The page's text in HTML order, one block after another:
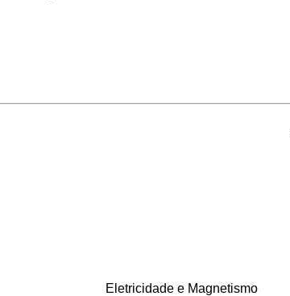
Eletricidade e Magnetismo